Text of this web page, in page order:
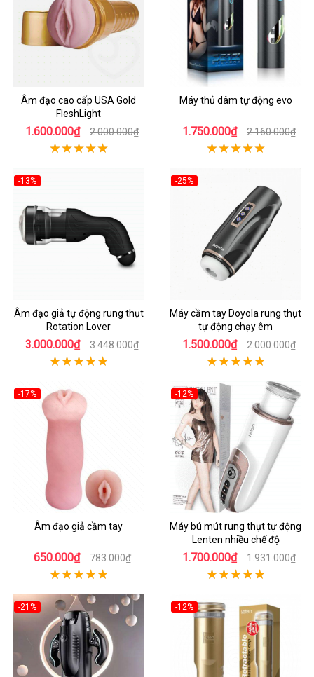
Âm đạo cao cấp USA Gold
FleshLight
1.600.000₫ 2.000.000₫
Máy thủ dâm tự động evo
1.750.000₫ 2.160.000₫
-13%
Âm đạo giả tự động rung thụt
Rotation Lover
3.000.000₫ 3.448.000₫
-25%
Máy cầm tay Doyola rung thụt
tự động chạy êm
1.500.000₫ 2.000.000₫
-17%
Âm đạo giả cầm tay
650.000₫ 783.000₫
-12%
Máy bú mút rung thụt tự động
Lenten nhiều chế độ
1.700.000₫ 1.931.000₫
-21% -12%